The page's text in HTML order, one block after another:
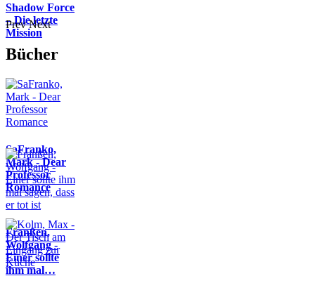
Shadow Force
– Die letzte
Mission
Prev Next
Bücher
SaFranko,
Mark - Dear
Professor
Romance
Franßen,
Wolfgang -
Einer sollte
ihm mal…